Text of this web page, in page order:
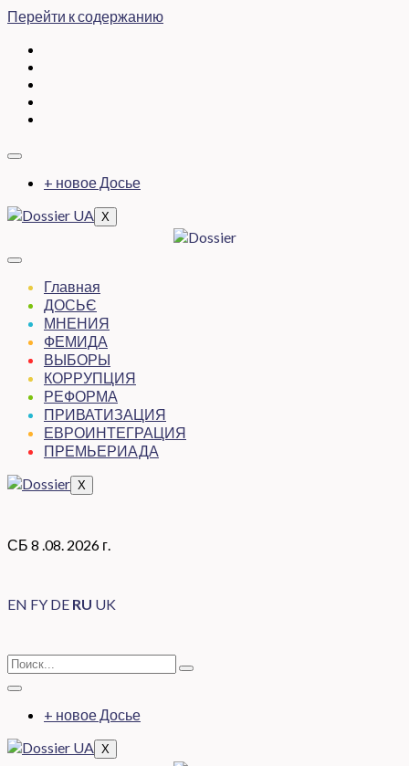
Перейти к содержанию
+ новое Досье
X
Главная
ДОСЬЄ
МНЕНИЯ
ФЕМИДА
ВЫБОРЫ
КОРРУПЦИЯ
РЕФОРМА
ПРИВАТИЗАЦИЯ
ЕВРОИНТЕГРАЦИЯ
ПРЕМЬЕРИАДА
X
СБ 8 .08. 2026 г.
EN FY DE RU UK
+ новое Досье
X